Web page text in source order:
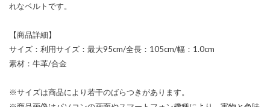
れなベルトです。
【商品詳細】
サイズ：利用サイズ：最大95cm/全長：105cm/幅：1.0cm
素材：牛革/合金
※サイズは商品により若干のばらつきがあります。